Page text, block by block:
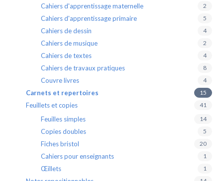
Cahiers d'apprentissage maternelle 2
Cahiers d'apprentissage primaire 5
Cahiers de dessin 4
Cahiers de musique 2
Cahiers de textes 4
Cahiers de travaux pratiques 8
Couvre livres 4
Carnets et repertoires 15
Feuillets et copies 41
Feuilles simples 14
Copies doubles 5
Fiches bristol 20
Cahiers pour enseignants 1
Œillets 1